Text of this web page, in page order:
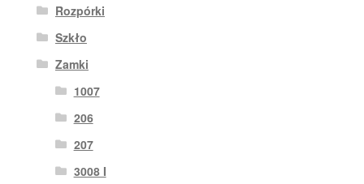
Rozpórki
Szkło
Zamki
1007
206
207
3008 I